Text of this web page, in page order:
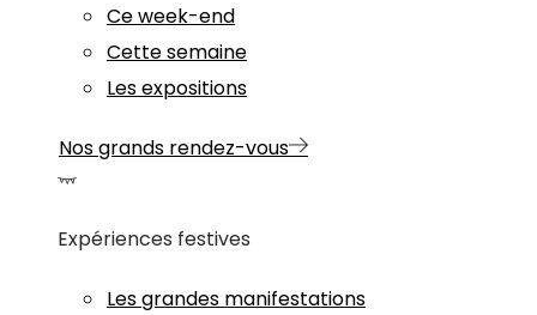
Ce week-end
Cette semaine
Les expositions
Nos grands rendez-vous
Expériences festives
Les grandes manifestations